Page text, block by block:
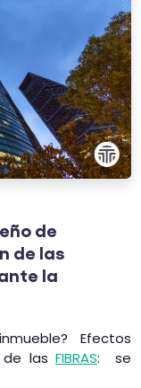
de
de las
la
Efectos
de lasFIBRAS: se